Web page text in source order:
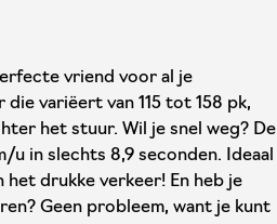
vriend voor al je
variëert van 115 tot 158 pk,
het stuur. Wil je snel weg? De
u in slechts 8,9 seconden. Ideaal
het drukke verkeer! En heb je
Geen probleem, want je kunt